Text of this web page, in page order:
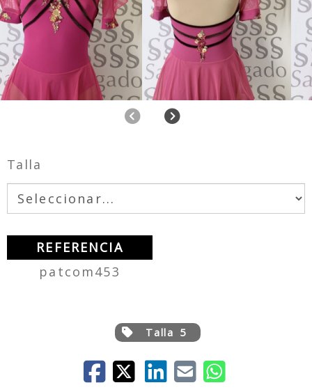
AnteriorSiguiente
Talla
REFERENCIA
patcom453
Talla 5